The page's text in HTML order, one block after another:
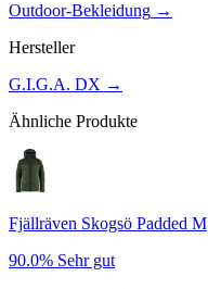
Outdoor-Bekleidung →
Hersteller
G.I.G.A. DX →
Ähnliche Produkte
Fjällräven Skogsö Padded M
90.0% Sehr gut